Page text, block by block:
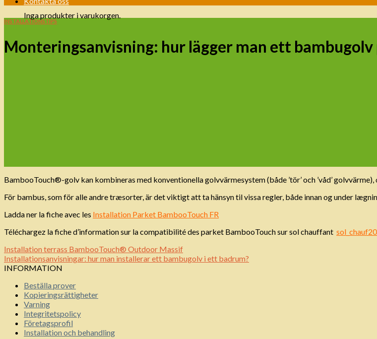
Inga produkter i varukorgen.
INSTALLATIONSTIPS
Monteringsanvisning: hur lägger man ett bambugolv
BambooTouch®-golv kan kombineras med konventionella golvvärmesystem (både ’tör’ och ’våd’
För bambus, som för alle andre træsorter, är det viktigt att ta hänsyn til vissa regler, både innan og under
Ladda ner la fiche avec les Installation Parket BambooTouch FR
Téléchargez la fiche d’information sur la compatibilité des parket BambooTouch sur sol chauffant
Installation terrass BambooTouch® Outdoor Massif
Installationsanvisningar: hur man installerar ett bambugolv i ett badrum?
INFORMATION
Beställa prover
Kopieringsrättigheter
Varning
Integritetspolicy
Företagsprofil
Installation och behandling